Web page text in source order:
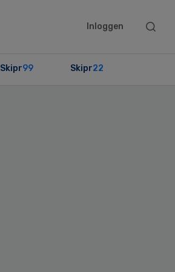
Inloggen
Search
Skipr99 Skipr22